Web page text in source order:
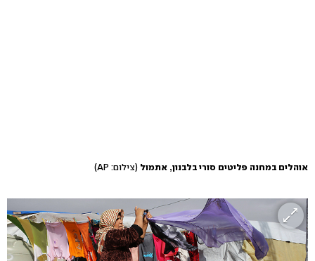
אוהלים במחנה פליטים סורי בלבנון, אתמול (צילום: AP)